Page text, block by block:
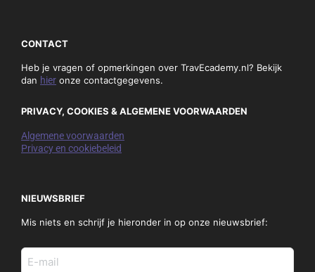
CONTACT
Heb je vragen of opmerkingen over TravEcademy.nl? Bekijk
dan hier onze contactgegevens.
PRIVACY, COOKIES & ALGEMENE VOORWAARDEN
Algemene voorwaarden
Privacy en cookiebeleid
NIEUWSBRIEF
Mis niets en schrijf je hieronder in op onze nieuwsbrief:
E-